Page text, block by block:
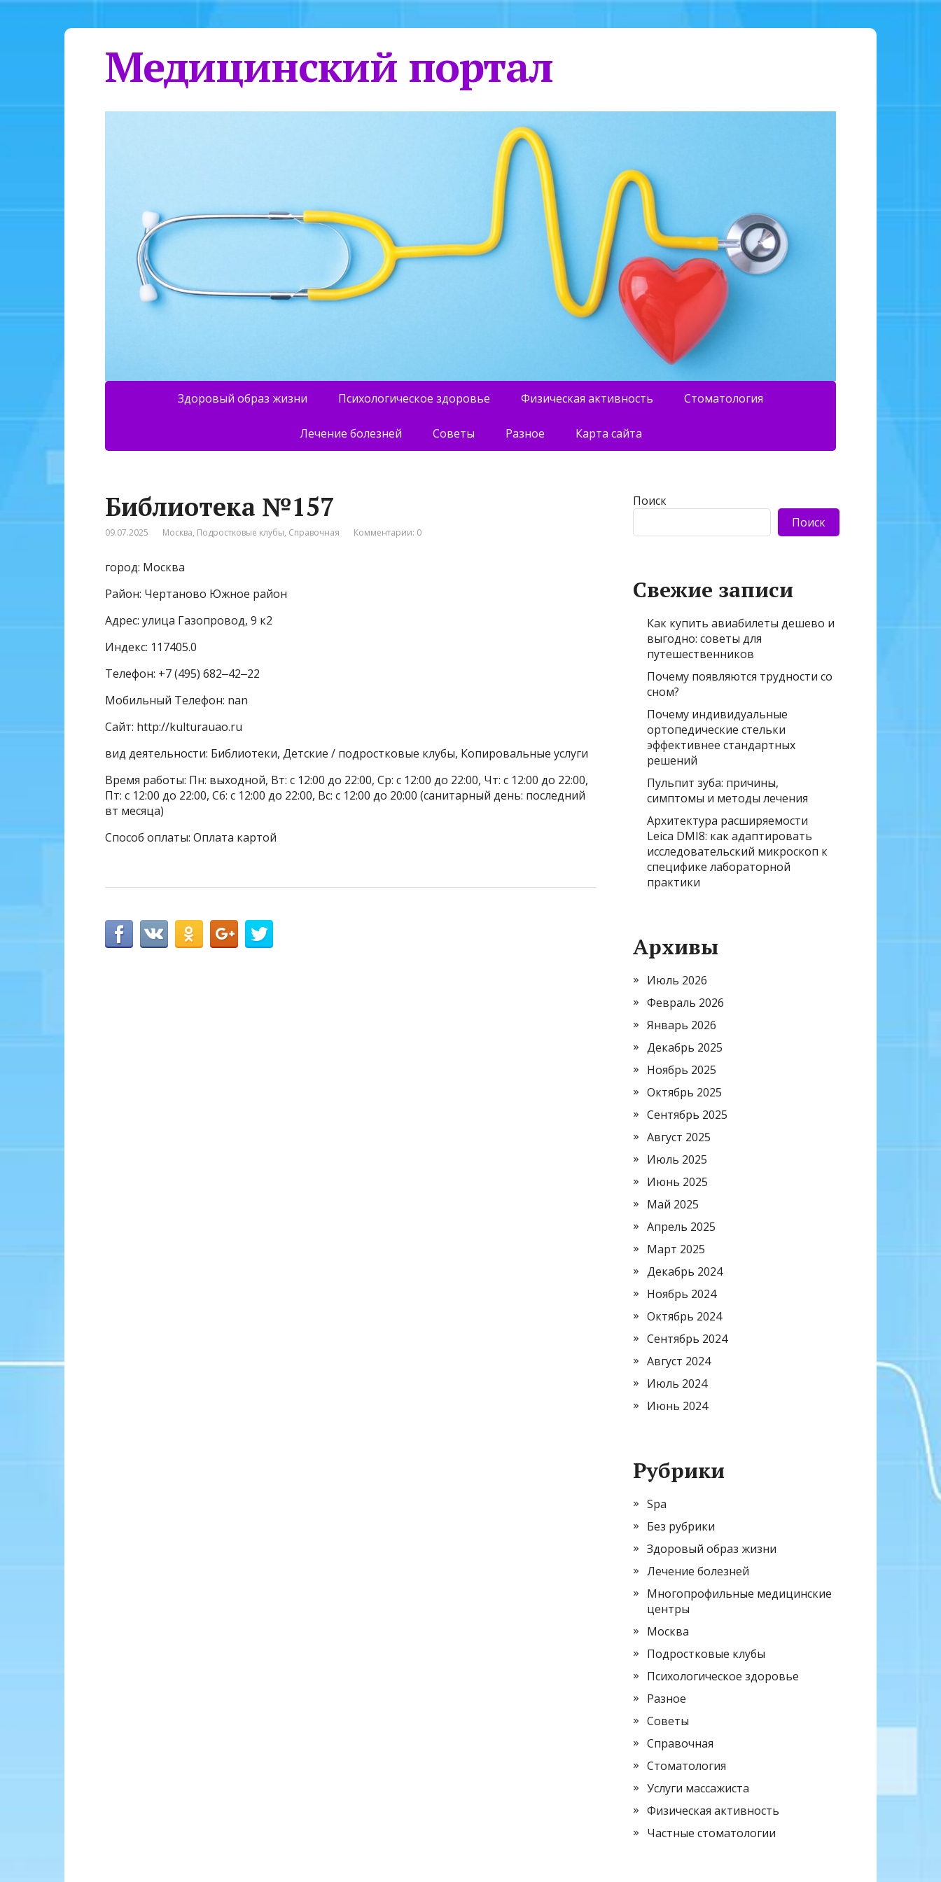
Медицинский портал
Здоровый образ жизни Психологическое здоровье Физическая активность Стоматология
Лечение болезней Советы Разное Карта сайта
Библиотека №157
09.07.2025 Москва, Подростковые клубы, Справочная Комментарии: 0
город: Москва
Район: Чертаново Южное район
Адрес: улица Газопровод, 9 к2
Индекс: 117405.0
Телефон: +7 (495) 682‒42‒22
Мобильный Телефон: nan
Сайт: http://kulturauao.ru
вид деятельности: Библиотеки, Детские / подростковые клубы, Копировальные услуги
Время работы: Пн: выходной, Вт: с 12:00 до 22:00, Ср: с 12:00 до 22:00, Чт: с 12:00 до 22:00,
Пт: с 12:00 до 22:00, Сб: с 12:00 до 22:00, Вс: с 12:00 до 20:00 (санитарный день: последний
вт месяца)
Способ оплаты: Оплата картой
Поиск
Поиск
Свежие записи
Как купить авиабилеты дешево и
выгодно: советы для
путешественников
Почему появляются трудности со
сном?
Почему индивидуальные
ортопедические стельки
эффективнее стандартных
решений
Пульпит зуба: причины,
симптомы и методы лечения
Архитектура расширяемости
Leica DMI8: как адаптировать
исследовательский микроскоп к
специфике лабораторной
практики
Архивы
Июль 2026
Февраль 2026
Январь 2026
Декабрь 2025
Ноябрь 2025
Октябрь 2025
Сентябрь 2025
Август 2025
Июль 2025
Июнь 2025
Май 2025
Апрель 2025
Март 2025
Декабрь 2024
Ноябрь 2024
Октябрь 2024
Сентябрь 2024
Август 2024
Июль 2024
Июнь 2024
Рубрики
Spa
Без рубрики
Здоровый образ жизни
Лечение болезней
Многопрофильные медицинские
центры
Москва
Подростковые клубы
Психологическое здоровье
Разное
Советы
Справочная
Стоматология
Услуги массажиста
Физическая активность
Частные стоматологии